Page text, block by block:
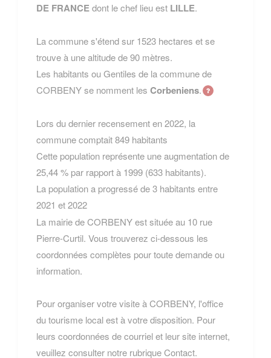
DE FRANCEdont le chef lieu est LILLE.
La commune s'étend sur 1523 hectares et se
trouve à une altitude de 90 mètres.
Les habitants ou Gentiles de la commune de
CORBENY se nomment les Corbeniens.
Lors du dernier recensement en 2022, la
commune comptait 849 habitants
Cette population représente une augmentation de
25,44 % par rapport à 1999 (633 habitants).
La population a progressé de 3 habitants entre
2021 et 2022
La mairie de CORBENY est située au 10 rue
Pierre-Curtil. Vous trouverez ci-dessous les
coordonnées complètes pour toute demande ou
information.
Pour organiser votre visite à CORBENY, l'office
du tourisme local est à votre disposition. Pour
leurs coordonnées de courriel et leur site internet,
veuillez consulter notre rubrique Contact.